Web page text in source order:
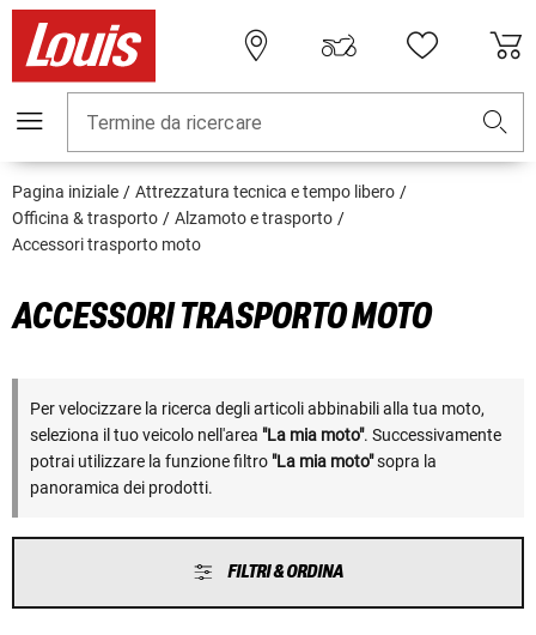
Termine da ricercare
Pagina iniziale
Attrezzatura tecnica e tempo libero
Officina & trasporto
Alzamoto e trasporto
Accessori trasporto moto
ACCESSORI TRASPORTO MOTO
Per velocizzare la ricerca degli articoli abbinabili alla tua moto,
seleziona il tuo veicolo nell'area "La mia moto". Successivamente
potrai utilizzare la funzione filtro "La mia moto"sopra la
panoramica dei prodotti.
FILTRI & ORDINA